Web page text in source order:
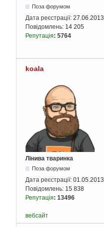
Поза форумом
Дата реєстрації: 27.06.2013
Повідомлень: 14 205
Репутація: 5764
koala
Лінива тваринка
Поза форумом
Дата реєстрації: 01.05.2013
Повідомлень: 15 838
Репутація: 13496
вебсайт